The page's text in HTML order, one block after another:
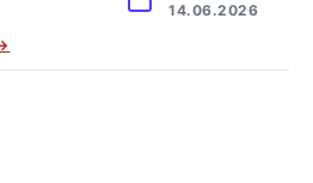
14.06.2026